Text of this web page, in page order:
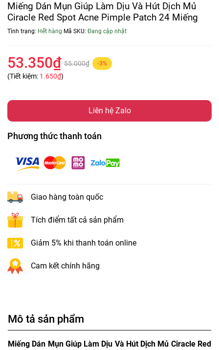
Miếng Dán Mụn Giúp Làm Dịu Và Hút Dịch Mủ
Ciracle Red Spot Acne Pimple Patch 24 Miếng
Tình trạng: Hết hàng Mã SKU: Đang cập nhật
53.350₫ 55.000₫ -3%
(Tiết kiệm: 1.650₫)
Liên hệ Zalo
Phương thức thanh toán
Giao hàng toàn quốc
Tích điểm tất cả sản phẩm
Giảm 5% khi thanh toán online
Cam kết chính hãng
Mô tả sản phẩm
Miếng Dán Mụn Giúp Làm Dịu Và Hút Dịch Mủ Ciracle Red